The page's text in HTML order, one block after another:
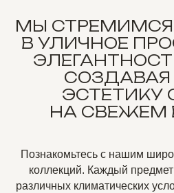
МЫ СТРЕМИМСЯ
В УЛИЧНОЕ
ЭСТЕТИКУ
НА СВЕЖЕМ
Познакомьтесь с нашим
коллекций. Каждый предмет
различных климатических